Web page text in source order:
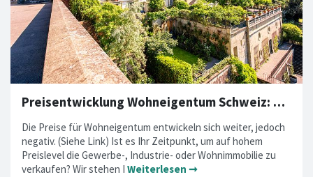
Preisentwicklung Wohneigentum Schweiz: Update Mai 2022
Die Preise für Wohneigentum entwickeln sich weiter, jedoch
negativ. (Siehe Link) Ist es Ihr Zeitpunkt, um auf hohem
Preislevel die Gewerbe-, Industrie- oder Wohnimmobilie zu
verkaufen? Wir stehen I Weiterlesen ➞